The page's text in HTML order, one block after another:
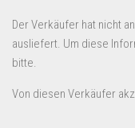
Der Verkäufer hat nicht
ausliefert. Um diese
bitte.
Von diesen Verkäufer